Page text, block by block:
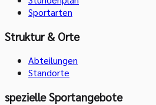
Sportarten
Struktur & Orte
Abteilungen
Standorte
spezielle Sportangebote